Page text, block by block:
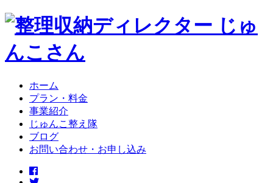
ホーム
プラン・料金
事業紹介
じゅんこ整え隊
ブログ
お問い合わせ・お申し込み